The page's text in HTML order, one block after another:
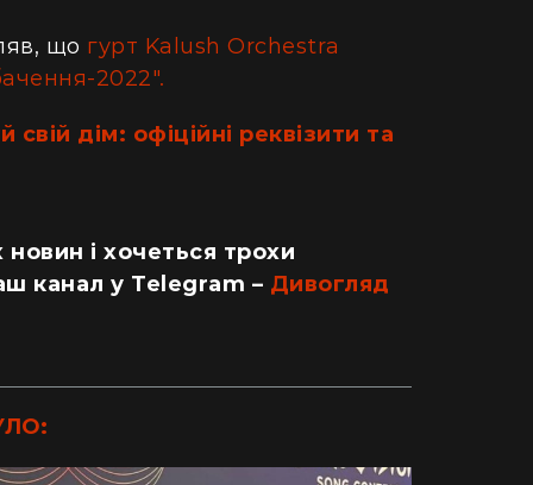
ДІМ
рослину не посаджу": як кияни
що гурт Kalush Orchestra
2022".
дім: офіційні реквізити та
і хочеться трохи
канал у Telegram – Дивогляд